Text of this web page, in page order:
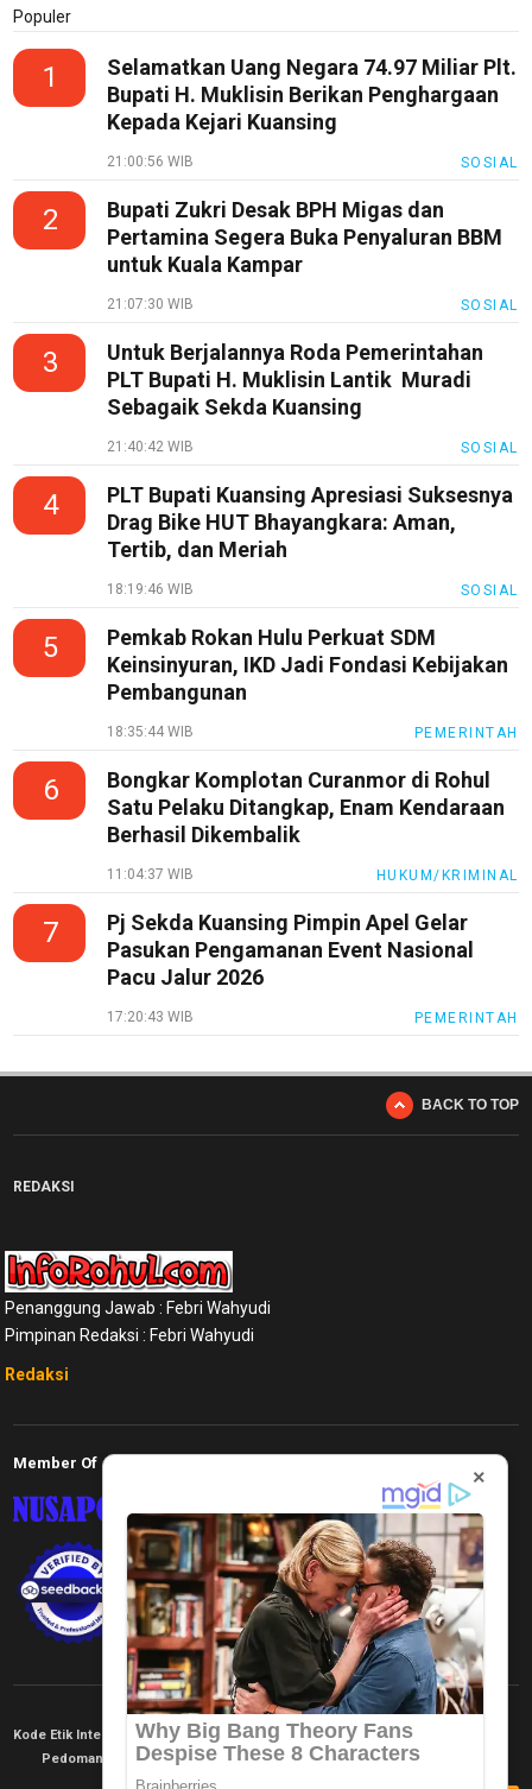
Populer
1
Selamatkan Uang Negara 74.97 Miliar Plt.
Bupati H. Muklisin Berikan Penghargaan
Kepada Kejari Kuansing
21:00:56 WIB SOSIAL
2
Bupati Zukri Desak BPH Migas dan
Pertamina Segera Buka Penyaluran BBM
untuk Kuala Kampar
21:07:30 WIB SOSIAL
3
Untuk Berjalannya Roda Pemerintahan
PLT Bupati H. Muklisin Lantik Muradi
Sebagaik Sekda Kuansing
21:40:42 WIB SOSIAL
4
PLT Bupati Kuansing Apresiasi Suksesnya
Drag Bike HUT Bhayangkara: Aman,
Tertib, dan Meriah
18:19:46 WIB SOSIAL
5
Pemkab Rokan Hulu Perkuat SDM
Keinsinyuran, IKD Jadi Fondasi Kebijakan
Pembangunan
18:35:44 WIB PEMERINTAH
6
Bongkar Komplotan Curanmor di Rohul
Satu Pelaku Ditangkap, Enam Kendaraan
Berhasil Dikembalik
11:04:37 WIB HUKUM/KRIMINAL
7
Pj Sekda Kuansing Pimpin Apel Gelar
Pasukan Pengamanan Event Nasional
Pacu Jalur 2026
17:20:43 WIB PEMERINTAH
BACK TO TOP
REDAKSI
Penanggung Jawab : Febri Wahyudi
Pimpinan Redaksi : Febri Wahyudi
Redaksi
Member Of
Kode Etik Internal KEJ Disclaimer
Tentang Kami
Pedoman Media Siber
Redaksi
×